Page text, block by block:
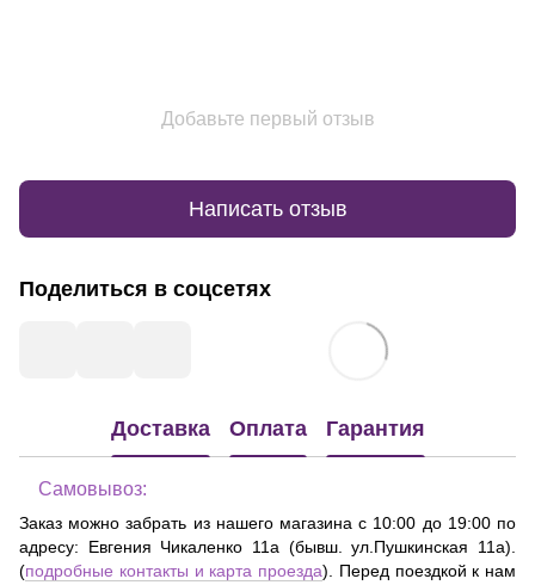
Добавьте первый отзыв
Написать отзыв
Поделиться в соцсетях
Доставка Оплата Гарантия
Самовывоз:
Заказ можно забрать из нашего магазина с 10:00 до 19:00 по
адресу: Евгения Чикаленко 11а (бывш. ул.Пушкинская 11а)
(подробные контакты и карта проезда). Перед поездкой к нам